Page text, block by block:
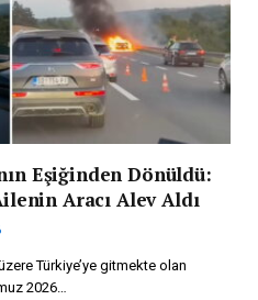
Eşiğinden Dönüldü:
Aracı Alev Aldı
Türkiye’ye gitmekte olan
2026…